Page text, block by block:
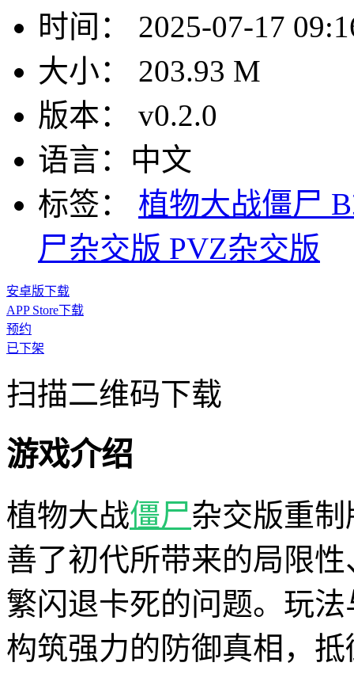
时间：
2025-07-17
大小：
203.93 M
版本：
v0.2.0
语言： 中文
标签：
植物大战僵尸
尸杂交版 PVZ杂交版
安卓版下载
APP Store下载
预约
已下架
扫描二维码下载
游戏介绍
植物大战僵尸杂交版重
善了初代所带来的局限
繁闪退卡死的问题。玩
构筑强力的防御真相，